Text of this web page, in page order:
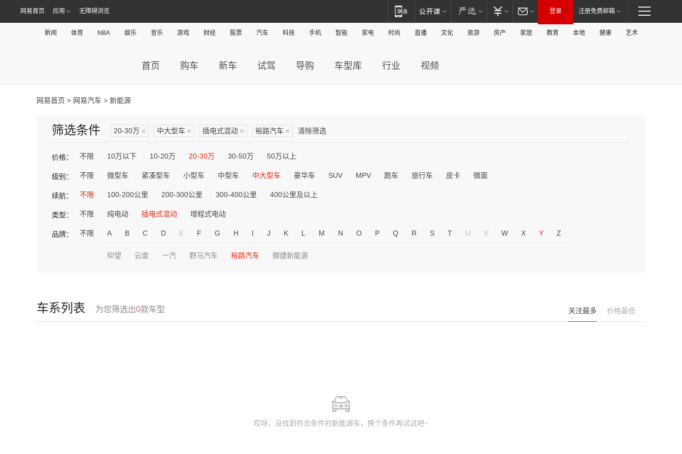
网易首页 应用 无障碍浏览 登录 注册免费邮箱
新闻 体育 NBA 娱乐 音乐 游戏 财经 股票 汽车 科技 手机 智能 家电 时尚 直播 文化 旅游 房产 家居 教育 本地 健康 艺术
首页 购车 新车 试驾 导购 车型库 行业 视频
网易首页 > 网易汽车 > 新能源
筛选条件 20-30万 × 中大型车 × 插电式混动 × 裕路汽车 × 清除筛选
价格： 不限 10万以下 10-20万 20-30万 30-50万 50万以上
级别： 不限 微型车 紧凑型车 小型车 中型车 中大型车 豪华车 SUV MPV 跑车 旅行车 皮卡 微面
续航： 不限 100-200公里 200-300公里 300-400公里 400公里及以上
类型： 不限 纯电动 插电式混动 增程式电动
品牌： 不限 A B C D E F G H I J K L M N O P Q R S T U V W X Y Z
仰望 云度 一汽 野马汽车 裕路汽车 御捷新能源
车系列表 为您筛选出0款车型 关注最多 价格最低
哎呀，没找到符合条件的新能源车，换个条件再试试吧~